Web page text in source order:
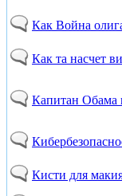
Как Война
Как та насчет
Капитан Обама
Кисти для